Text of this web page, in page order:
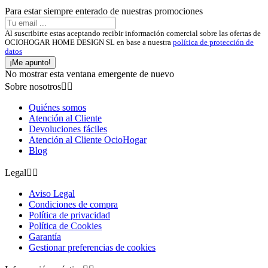
Para estar siempre enterado de nuestras promociones
Al suscribirte estas aceptando recibir información comercial sobre las ofertas de
OCIOHOGAR HOME DESIGN SL en base a nuestra política de protección de
datos
¡Me apunto!
No mostrar esta ventana emergente de nuevo
Sobre nosotros 
Quiénes somos
Atención al Cliente
Devoluciones fáciles
Atención al Cliente OcioHogar
Blog
Legal 
Aviso Legal
Condiciones de compra
Política de privacidad
Política de Cookies
Garantía
Gestionar preferencias de cookies